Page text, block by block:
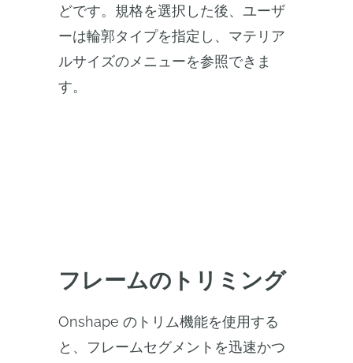
どです。規格を選択した後、ユーザ
ーは輪郭タイプを指定し、マテリア
ルサイズのメニューを参照できま
す。
フレームのトリミング
Onshape のトリム機能を使用する
と、フレームセグメントを迅速かつ